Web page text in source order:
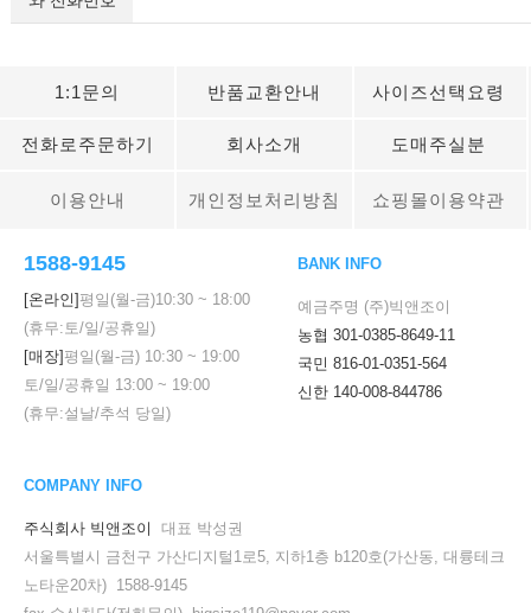
1:1문의 반품교환안내 사이즈선택요령
전화로주문하기 회사소개 도매주실분
이용안내 개인정보처리방침 쇼핑몰이용약관
1588-9145
[온라인]평일(월-금)10:30 ~ 18:00
(휴무:토/일/공휴일)
[매장]평일(월-금) 10:30 ~ 19:00
토/일/공휴일 13:00 ~ 19:00
(휴무:설날/추석 당일)
BANK INFO
예금주명 (주)빅앤조이
농협 301-0385-8649-11
국민 816-01-0351-564
신한 140-008-844786
COMPANY INFO
주식회사 빅앤조이
대표 박성권
서울특별시 금천구 가산디지털1로5, 지하1층 b120호(가산동, 대륭테크
노타운20차) 1588-9145